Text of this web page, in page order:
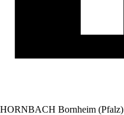
HORNBACH Bornheim (Pfalz)